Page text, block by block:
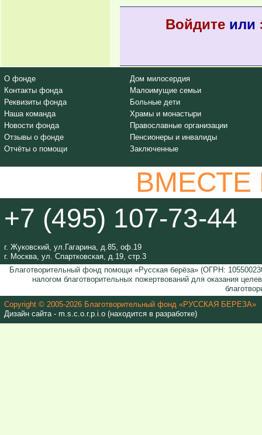
Войдитеили
О фонде
Контакты фонда
Реквизиты фонда
Наша команда
Новости фонда
Отзывы о фонде
Отчёты о помощи
Дом милосердия
Малоимущие семьи
Больные дети
Храмы и монастыри
Православные организации
Пенсионеры и инвалиды
Заключенные
+7 (495) 107-73-44
г. Жуковский, ул.Гагарина, д.85, оф.19
г. Москва, ул. Спартковская, д.19, стр.3
Благотворительный фонд помощи «Русская берёза» (ОГРН:
налогом благотворительных пожертвований для оказания
Copyright © 2005-2026 Благотворительный фонд «РУССКАЯ БЕРЕЗА»
Дизайн сайта - m.s.c.o.r.p.i.o (находится в разработке)